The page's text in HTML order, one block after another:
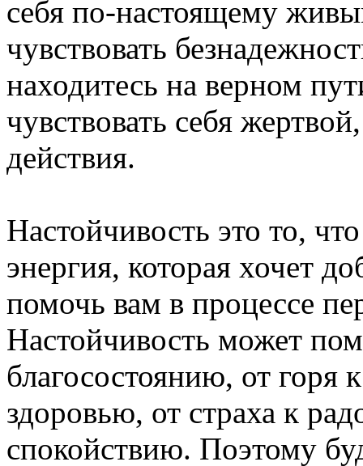
себя по-настоящему
чувствовать
находитесь на верном
чувствовать себя
действия.
Настойчивость это то,
энергия, которая хочет
помочь вам в процессе
Настойчивость может
благосостоянию, от горя
здоровью, от страха к
спокойствию. Поэтому